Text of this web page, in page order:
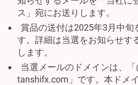
ス」宛にお送りします。
賞品の送付は2025年3月中旬
す。詳細は当選をお知らせす
します。
当選メールのドメインは、
tanshifx.com」です。本ドメ